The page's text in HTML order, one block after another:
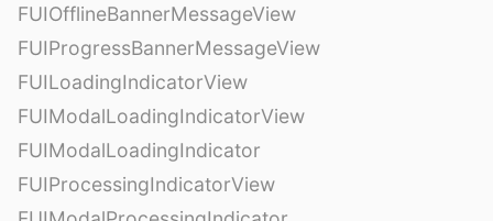
FUIOfflineBannerMessageView
FUIProgressBannerMessageView
FUILoadingIndicatorView
FUIModalLoadingIndicatorView
FUIModalLoadingIndicator
FUIProcessingIndicatorView